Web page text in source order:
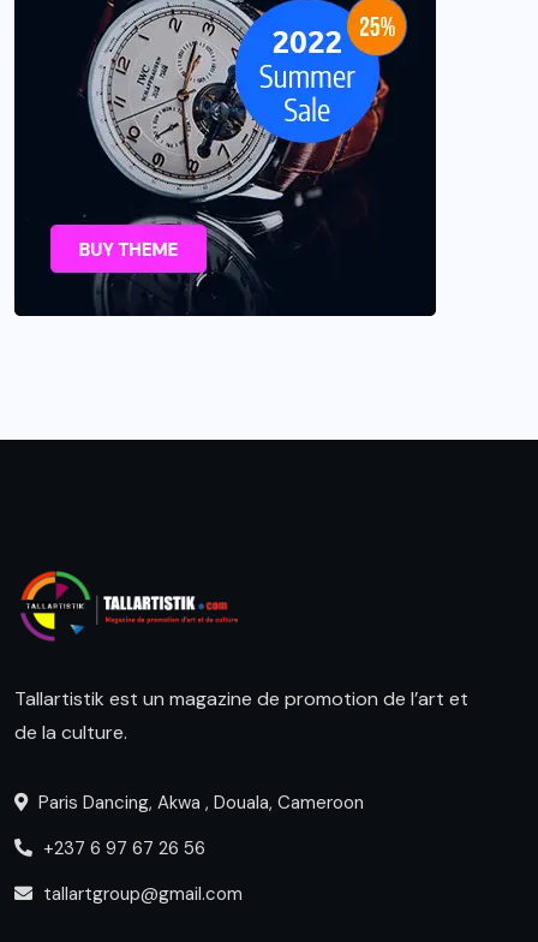
Tallartistik est un magazine de promotion de l’art et
de la culture.
Paris Dancing, Akwa , Douala, Cameroon
+237 6 97 67 26 56
tallartgroup@gmail.com